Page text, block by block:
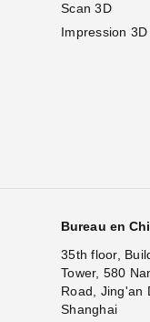
Scan 3D
Impression 3D
Bureau en
35th floor,
Tower, 580
Road, Jing'an
Shanghai